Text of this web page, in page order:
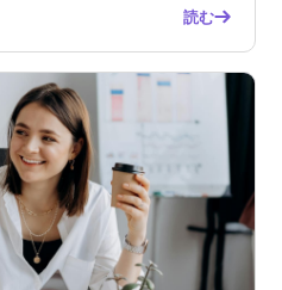
読む